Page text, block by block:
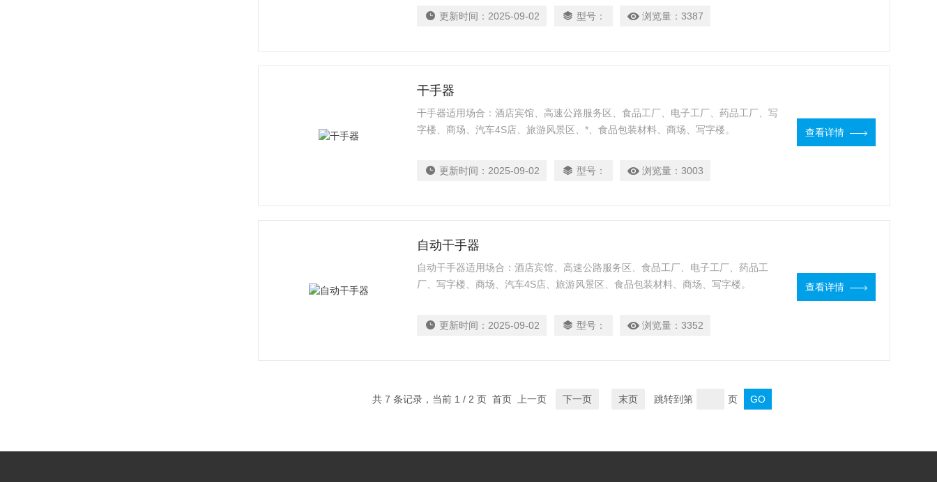
更新时间： 2025-09-02 型号： 浏览量： 3387
干手器
干手器适用场合：酒店宾馆、高速公路服务区、食品工厂、电子工厂、药品工厂、写
字楼、商场、汽车4S店、旅游风景区、*、食品包装材料、商场、写字楼。
更新时间： 2025-09-02 型号： 浏览量： 3003
查看详情
自动干手器
自动干手器适用场合：酒店宾馆、高速公路服务区、食品工厂、电子工厂、药品工
厂、写字楼、商场、汽车4S店、旅游风景区、食品包装材料、商场、写字楼。
更新时间： 2025-09-02 型号： 浏览量： 3352
查看详情
共 7 条记录，当前 1 / 2 页 首页 上一页 下一页 末页 跳转到第 页